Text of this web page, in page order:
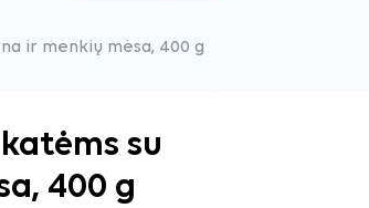
ir menkių mėsa, 400 g
su
400 g